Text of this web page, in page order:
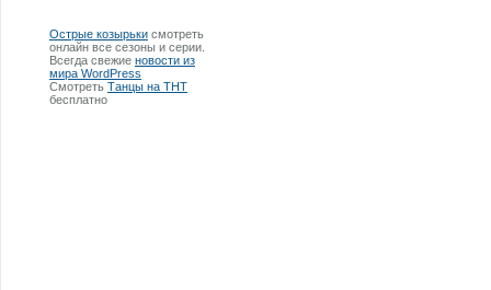
Острые козырьки смотреть
онлайн все сезоны и серии.
Всегда свежие новости из
мира WordPress
Смотреть Танцы на ТНТ
бесплатно